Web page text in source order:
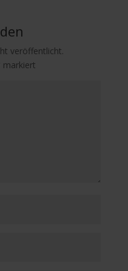
veröffentlicht.
markiert